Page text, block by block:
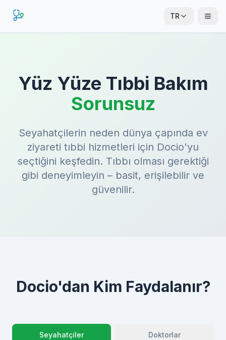
TR
Yüz Yüze Tıbbi Bakım
Sorunsuz
Seyahatçilerin neden dünya çapında ev
ziyareti tıbbi hizmetleri için Docio'yu
seçtiğini keşfedin. Tıbbı olması gerektiği
gibi deneyimleyin – basit, erişilebilir ve
güvenilir.
Docio'dan Kim Faydalanır?
Seyahatçiler Doktorlar